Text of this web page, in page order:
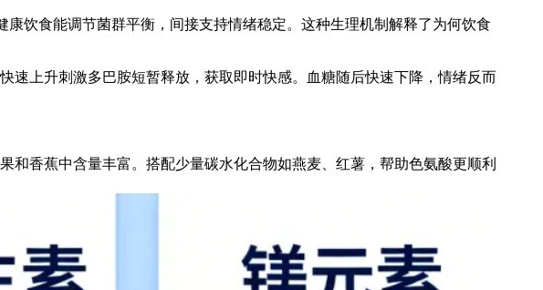
饮食能调节菌群平衡，间接支持情绪稳定。这种生理机制解释了为何饮食
速上升刺激多巴胺短暂释放，获取即时快感。血糖随后快速下降，情绪反而
香蕉中含量丰富。搭配少量碳水化合物如燕麦、红薯，帮助色氨酸更顺利